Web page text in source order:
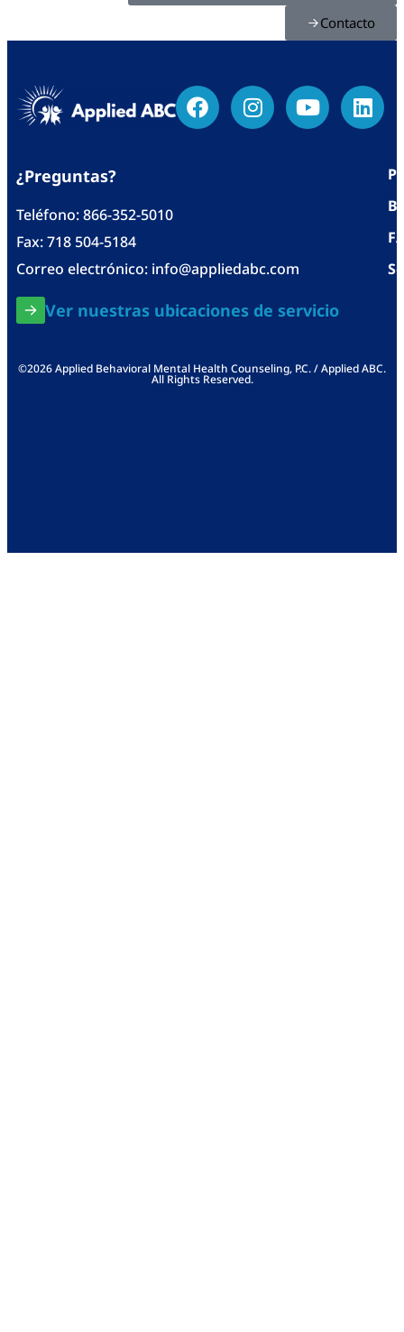
Contacto
¿Preguntas?
Teléfono:866-352-5010
Fax: 718 504-5184
Correo electrónico: info@appliedabc.com
Ver nuestras ubicaciones de servicio
©2026 Applied Behavioral Mental Health Counseling, P.C. / Applied ABC.
All Rights Reserved.